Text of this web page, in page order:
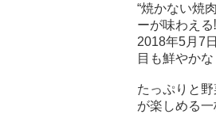
“焼かない焼
ーが味わえる
2018年5月7
目も鮮やか
たっぷりと
が楽しめる一